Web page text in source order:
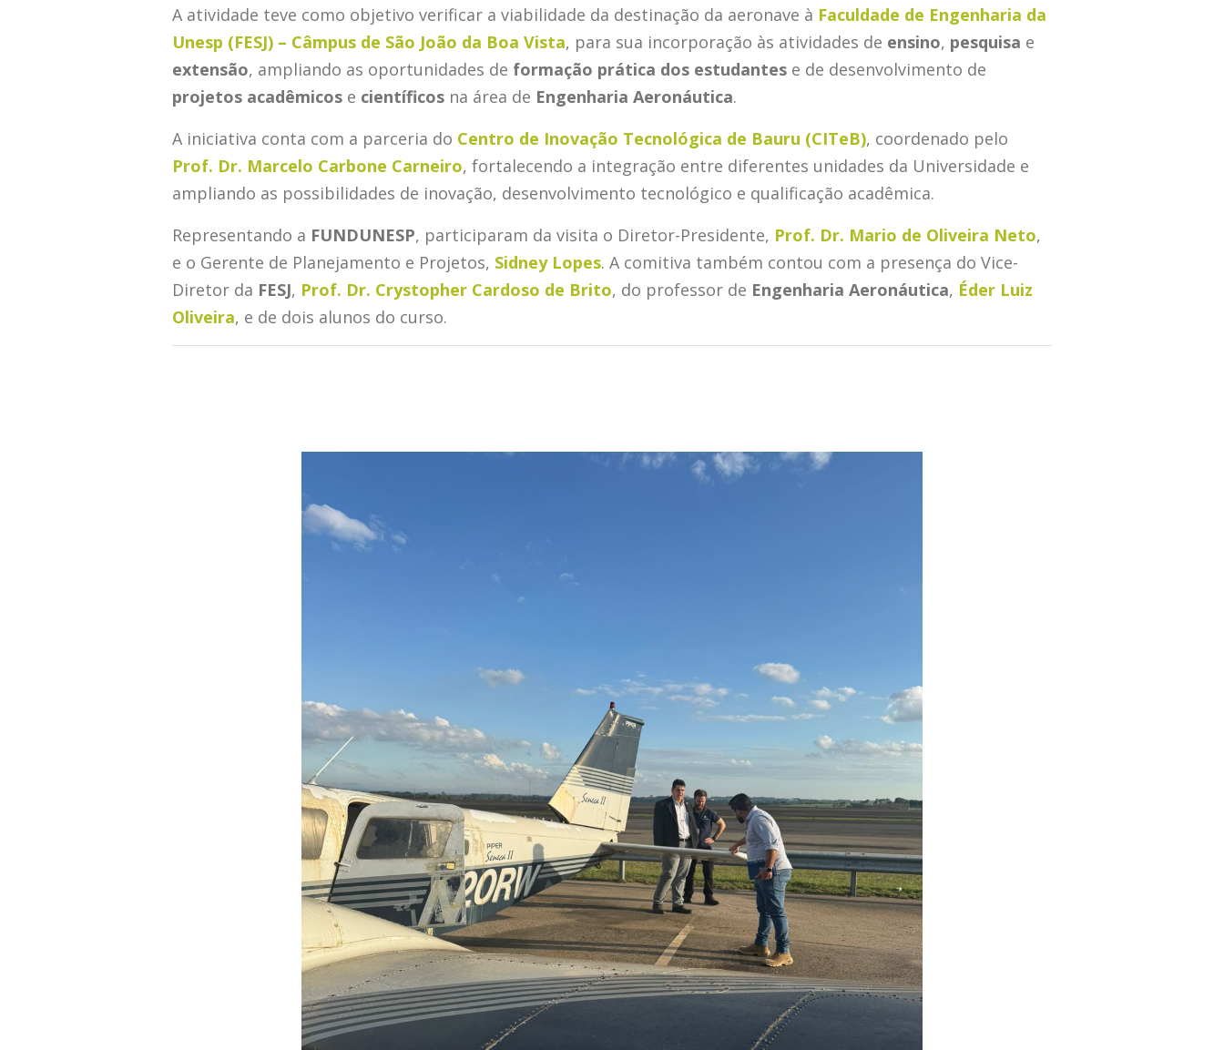
A atividade teve como objetivo verificar a viabilidade da destinação da aeronave à Faculdade de Engenharia da
Unesp (FESJ) – Câmpus de São João da Boa Vista, para sua incorporação às atividades de ensino, pesquisa e
extensão, ampliando as oportunidades de formação prática dos estudantes e de desenvolvimento de
projetos acadêmicos e científicos na área de Engenharia Aeronáutica.
A iniciativa conta com a parceria do Centro de Inovação Tecnológica de Bauru (CITeB), coordenado pelo
Prof. Dr. Marcelo Carbone Carneiro, fortalecendo a integração entre diferentes unidades da Universidade e
ampliando as possibilidades de inovação, desenvolvimento tecnológico e qualificação acadêmica.
Representando a FUNDUNESP, participaram da visita o Diretor-Presidente, Prof. Dr. Mario de Oliveira Neto,
e o Gerente de Planejamento e Projetos, Sidney Lopes. A comitiva também contou com a presença do Vice-
Diretor da FESJ, Prof. Dr. Crystopher Cardoso de Brito, do professor de Engenharia Aeronáutica, Éder Luiz
Oliveira, e de dois alunos do curso.